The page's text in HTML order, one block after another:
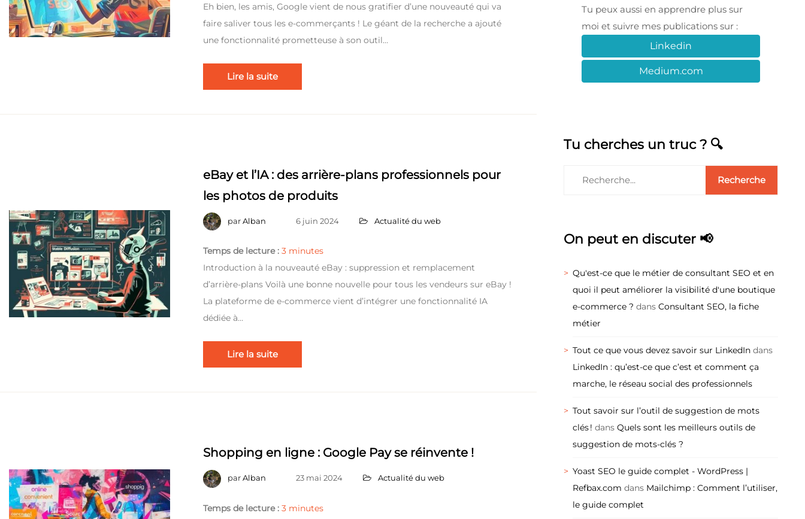
Eh bien, les amis, Google vient de nous gratifier d’une nouveauté qui va
faire saliver tous les e-commerçants ! Le géant de la recherche a ajouté
une fonctionnalité prometteuse à son outil…
Lire la suite
eBay et l’IA : des arrière-plans professionnels pour
les photos de produits
parAlban 6 juin 2024 Actualité du web
Temps de lecture : 3 minutes
Introduction à la nouveauté eBay : suppression et remplacement
d’arrière-plans Voilà une bonne nouvelle pour tous les vendeurs sur eBay !
La plateforme de e-commerce vient d’intégrer une fonctionnalité IA
dédiée à…
Lire la suite
Shopping en ligne : Google Pay se réinvente !
parAlban 23 mai 2024 Actualité du web
Temps de lecture : 3 minutes
Tu peux aussi en apprendre plus sur
moi et suivre mes publications sur :
Linkedin
Medium.com
Tu cherches un truc ? 🔍
On peut en discuter 📢
Qu'est-ce que le métier de consultant SEO et en
quoi il peut améliorer la visibilité d'une boutique
e-commerce ? dans Consultant SEO, la fiche
métier
Tout ce que vous devez savoir sur LinkedIn dans
LinkedIn : qu’est-ce que c’est et comment ça
marche, le réseau social des professionnels
Tout savoir sur l’outil de suggestion de mots
clés ! dans Quels sont les meilleurs outils de
suggestion de mots-clés ?
Yoast SEO le guide complet - WordPress |
Refbax.com dans Mailchimp : Comment l’utiliser,
le guide complet